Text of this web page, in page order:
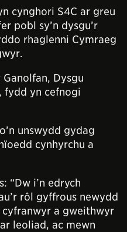
cynghori S4C ar greu
pobl sy’n dysgu’r
rhaglenni Cymraeg
Dysgu
fydd yn cefnogi
unswydd gydag
cynhyrchu a
“Dw i’n edrych
rôl gyffrous newydd
a gweithwyr
leoliad, ac mewn